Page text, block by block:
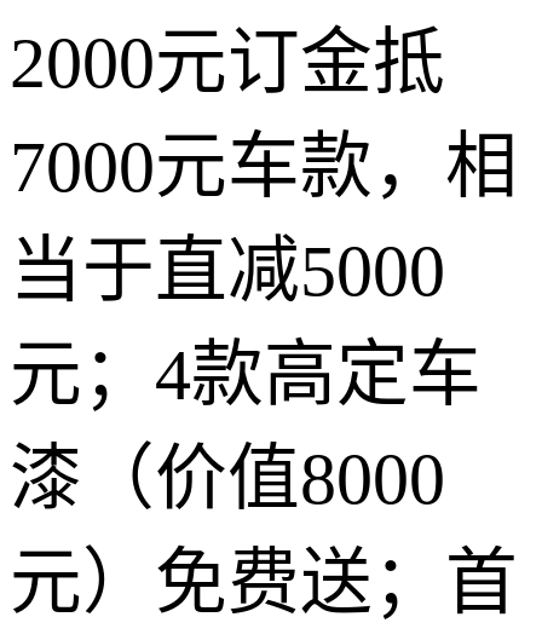
2000元订金抵
7000元车款，相
当于直减5000
元；4款高定车
漆（价值8000
元）免费送；首